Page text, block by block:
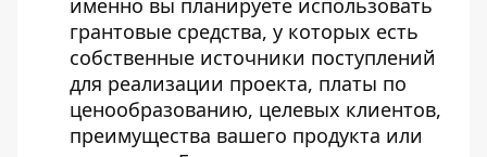
именно вы планируете использовать
грантовые средства, у которых есть
собственные источники поступлений
для реализации проекта, платы по
ценообразованию, целевых клиентов,
преимущества вашего продукта или